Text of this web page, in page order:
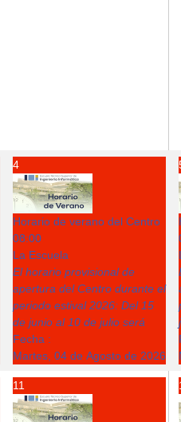
4
Horario de verano del Centro
08:00
La Escuela
El horario provisional de
apertura del Centro durante el
periodo estival 2026: Del 15
de junio al 10 de julio será
Fecha :
Martes, 04 de Agosto de 2026
11